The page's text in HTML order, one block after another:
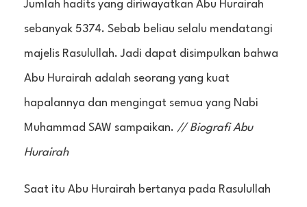
Jumlah hadits yang diriwayatkan Abu Hurairah
sebanyak 5374. Sebab beliau selalu mendatangi
majelis Rasulullah. Jadi dapat disimpulkan bahwa
Abu Hurairah adalah seorang yang kuat
hapalannya dan mengingat semua yang Nabi
Muhammad SAW sampaikan. // Biografi Abu
Hurairah
Saat itu Abu Hurairah bertanya pada Rasulullah